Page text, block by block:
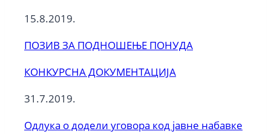
15.8.2019.
ПОЗИВ ЗА ПОДНОШЕЊЕ ПОНУДА
КОНКУРСНА ДОКУМЕНТАЦИЈА
31.7.2019.
Одлука о додели уговора код јавне набавке